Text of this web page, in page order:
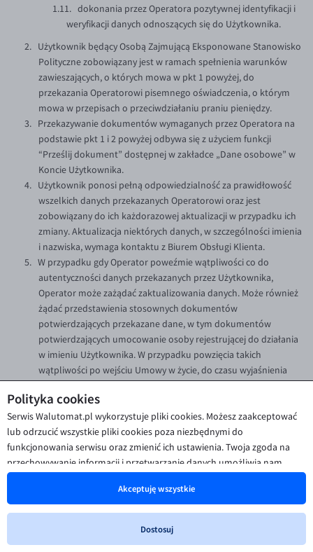
dokonania przez Operatora pozytywnej identyfikacji i
weryfikacji danych odnoszących się do Użytkownika.
Użytkownik będący Osobą Zajmującą Eksponowane Stanowisko
Polityczne zobowiązany jest w ramach spełnienia warunków
zawieszających, o których mowa w pkt 1 powyżej, do
przekazania Operatorowi pisemnego oświadczenia, o którym
mowa w przepisach o przeciwdziałaniu praniu pieniędzy.
Przekazywanie dokumentów wymaganych przez Operatora na
podstawie pkt 1 i 2 powyżej odbywa się z użyciem funkcji
“Prześlij dokument” dostępnej w zakładce „Dane osobowe” w
Koncie Użytkownika.
Użytkownik ponosi pełną odpowiedzialność za prawidłowość
wszelkich danych przekazanych Operatorowi oraz jest
zobowiązany do ich każdorazowej aktualizacji w przypadku ich
zmiany. Aktualizacja niektórych danych, w szczególności imienia
i nazwiska, wymaga kontaktu z Biurem Obsługi Klienta.
W przypadku gdy Operator poweźmie wątpliwości co do
autentyczności danych przekazanych przez Użytkownika,
Operator może zażądać zaktualizowania danych. Może również
żądać przedstawienia stosownych dokumentów
potwierdzających przekazane dane, w tym dokumentów
potwierdzających umocowanie osoby rejestrującej do działania
w imieniu Użytkownika. W przypadku powzięcia takich
wątpliwości po wejściu Umowy w życie, do czasu wyjaśnienia
Użytkownika usług, o których mowa w § 4 pkt 2-9.
W przypadkach wymaganych powszechnie obowiązującymi
przepisami prawa, w tym przepisami o przeciwdziałaniu praniu
pieniędzy, Operator może zażądać od Użytkownika
dodatkowych danych, ponad dane określone w pkt 1 powyżej,
dane wskazane w pkt 1. W szczególności dotyczy to numeru
stwierdzającego tożsamość (wraz z datą wydania i ważności
Polityka cookies
Serwis Walutomat.pl wykorzystuje pliki cookies. Możesz zaakceptować
lub odrzucić wszystkie pliki cookies poza niezbędnymi do
funkcjonowania serwisu oraz zmienić ich ustawienia. Twoja zgoda na
przechowywanie informacji i przetwarzanie danych umożliwia nam
poprawę funkcjonalności strony oraz prezentowanie Ci
spersonalizowanych treści i reklam. Więcej informacji znajdziesz w naszej
Akceptuję wszystkie
Dostosuj